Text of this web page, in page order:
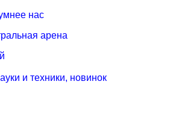
нас
арена
и техники, новинок